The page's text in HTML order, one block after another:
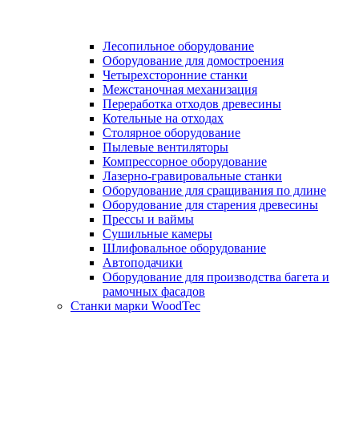
Лесопильное оборудование
Оборудование для домостроения
Четырехсторонние станки
Межстаночная механизация
Переработка отходов древесины
Котельные на отходах
Столярное оборудование
Пылевые вентиляторы
Компрессорное оборудование
Лазерно-гравировальные станки
Оборудование для сращивания по длине
Оборудование для старения древесины
Прессы и ваймы
Сушильные камеры
Шлифовальное оборудование
Автоподачики
Оборудование для производства багета и
рамочных фасадов
Станки марки WoodTec